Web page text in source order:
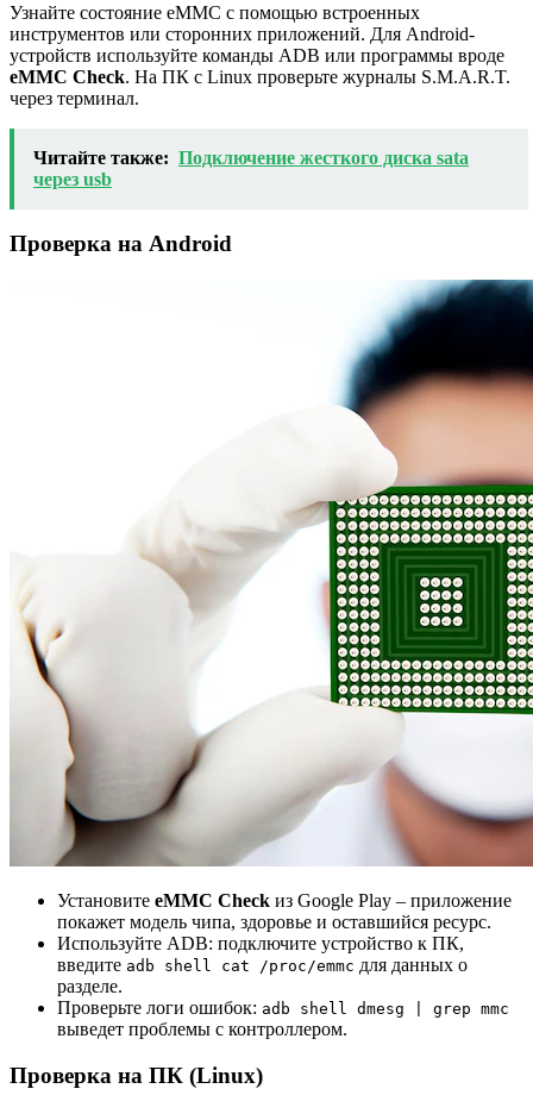
Узнайте состояние eMMC с помощью встроенных
инструментов или сторонних приложений. Для Android-
устройств используйте команды ADB или программы вроде
eMMC Check. На ПК с Linux проверьте журналы S.M.A.R.T.
через терминал.
Читайте также: Подключение жесткого диска sata
через usb
Проверка на Android
Установите eMMC Check из Google Play – приложение
покажет модель чипа, здоровье и оставшийся ресурс.
Используйте ADB: подключите устройство к ПК,
введите adb shell cat /proc/emmc для данных о
разделе.
Проверьте логи ошибок: adb shell dmesg | grep mmc
выведет проблемы с контроллером.
Проверка на ПК (Linux)